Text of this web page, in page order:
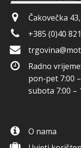
Čakovečka
+385 (0)40
Radno vrijeme:
pon-pet 7:00
subota 7:00 –
O nama